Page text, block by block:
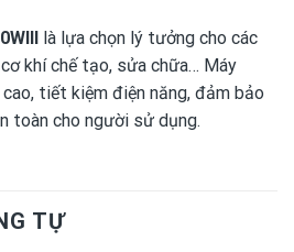
là lựa chọn lý tưởng cho các
khí chế tạo, sửa chữa… Máy
tiết kiệm điện năng, đảm bảo
toàn cho người sử dụng.
TỰ